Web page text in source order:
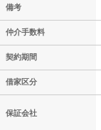
備考
仲介手数料
契約期間
借家区分
保証会社